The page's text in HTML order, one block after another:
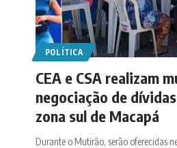
POLÍTICA
CEA e CSA realizam
negociação de
zona sul de Macapá
Durante o Mutirão, serão oferecidas